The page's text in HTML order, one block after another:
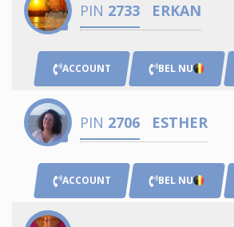
PIN 2733 ERKAN
ACCOUNT BEL NU
PIN 2706 ESTHER
ACCOUNT BEL NU